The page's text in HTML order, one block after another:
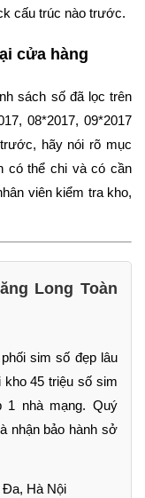
cấu trúc nào trước.
cửa hàng
sách số đã lọc trên
08*2017, 09*2017
hãy nói rõ mục
có thể chi và có cần
viên kiểm tra kho,
Long Toàn
sim số đẹp lâu
45 triệu số sim
nhà mạng. Quý
nhận bảo hành sở
Hà Nội